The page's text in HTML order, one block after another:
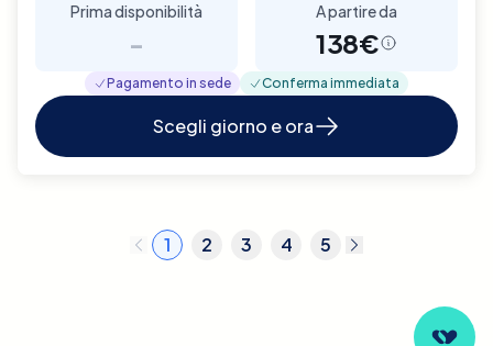
Prima disponibilità
-
A partire da
138€
Pagamento in sede Conferma immediata
Scegli giorno e ora
1 2 3 4 5